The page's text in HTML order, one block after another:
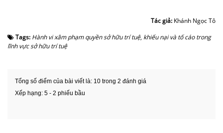
Tác giả: Khánh Ngọc Tô
Tags: Hành vi xâm phạm quyền sở hữu trí tuệ, khiếu nại và tố cáo trong
lĩnh vực sở hữu trí tuệ
Tổng số điểm của bài viết là: 10 trong 2 đánh giá
Xếp hạng: 5 - 2 phiếu bầu